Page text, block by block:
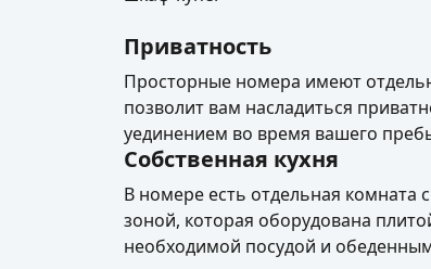
Приватность
Просторные номера имеют
позволит вам насладиться
уединением во время вашего
Собственная кухня
В номере есть отдельная комната
зоной, которая оборудована
необходимой посудой и